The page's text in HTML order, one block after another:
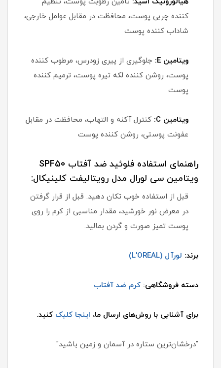
کننده چربی پوست، محافظت در مقابل عوامل خارجی،
شاداب کننده پوست
ویتامین E:
جلوگیری از پیری زودرس، مرطوب کننده
پوست، روشن کننده لکه تیره پوست، ترمیم کننده
پوست
ویتامین C:
کنترل آکنه و التهاب، محافظت در مقابل
عفونت پوستی، روشن کننده پوست
راهنمای استفاده فلوئید ضد آفتاب SPF50
ویتامین سی لورال مدل رویتالیفت کلینیکال:
قبل از استفاده خوب تکان دهید. قبل از قرار گرفتن
در معرض نور خورشید، مقدار مناسبی از کرم را روی
پوست تمیز صورت و گردن بمالید.
برند: لورآل (L'OREAL)
دسته فروشگاهی: کرم ضد آفتاب
برای آشنایی با روش‌های ارسال ما، اینجا کلیک کنید.
"درخشان‌ترین ستاره در آسمان و زمین باشید"